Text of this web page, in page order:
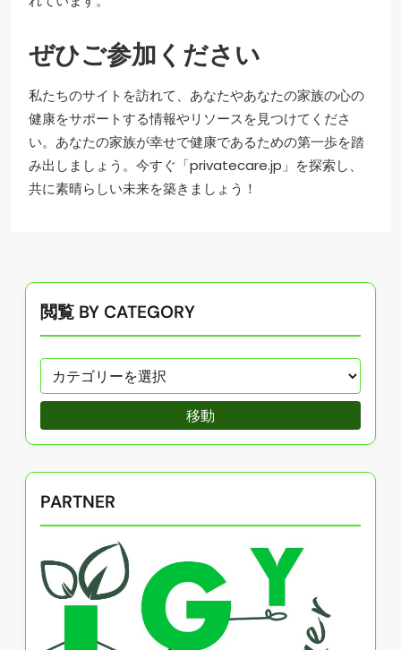
ぜひご参加ください
私たちのサイトを訪れて、あなたやあなたの家族の心の
健康をサポートする情報やリソースを見つけてくださ
い。あなたの家族が幸せで健康であるための第一歩を踏
み出しましょう。今すぐ「privatecare.jp」を探索し、
共に素晴らしい未来を築きましょう！
閲覧 BY CATEGORY
移動
PARTNER